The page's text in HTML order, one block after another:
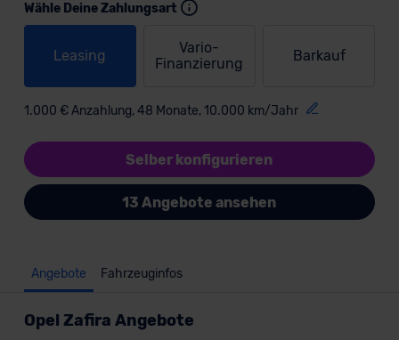
Wähle Deine Zahlungsart
Leasing
Vario-
Finanzierung
Barkauf
1.000 € Anzahlung, 48 Monate, 10.000 km/Jahr
Selber konfigurieren
13 Angebote ansehen
Angebote Fahrzeuginfos
Opel Zafira Angebote